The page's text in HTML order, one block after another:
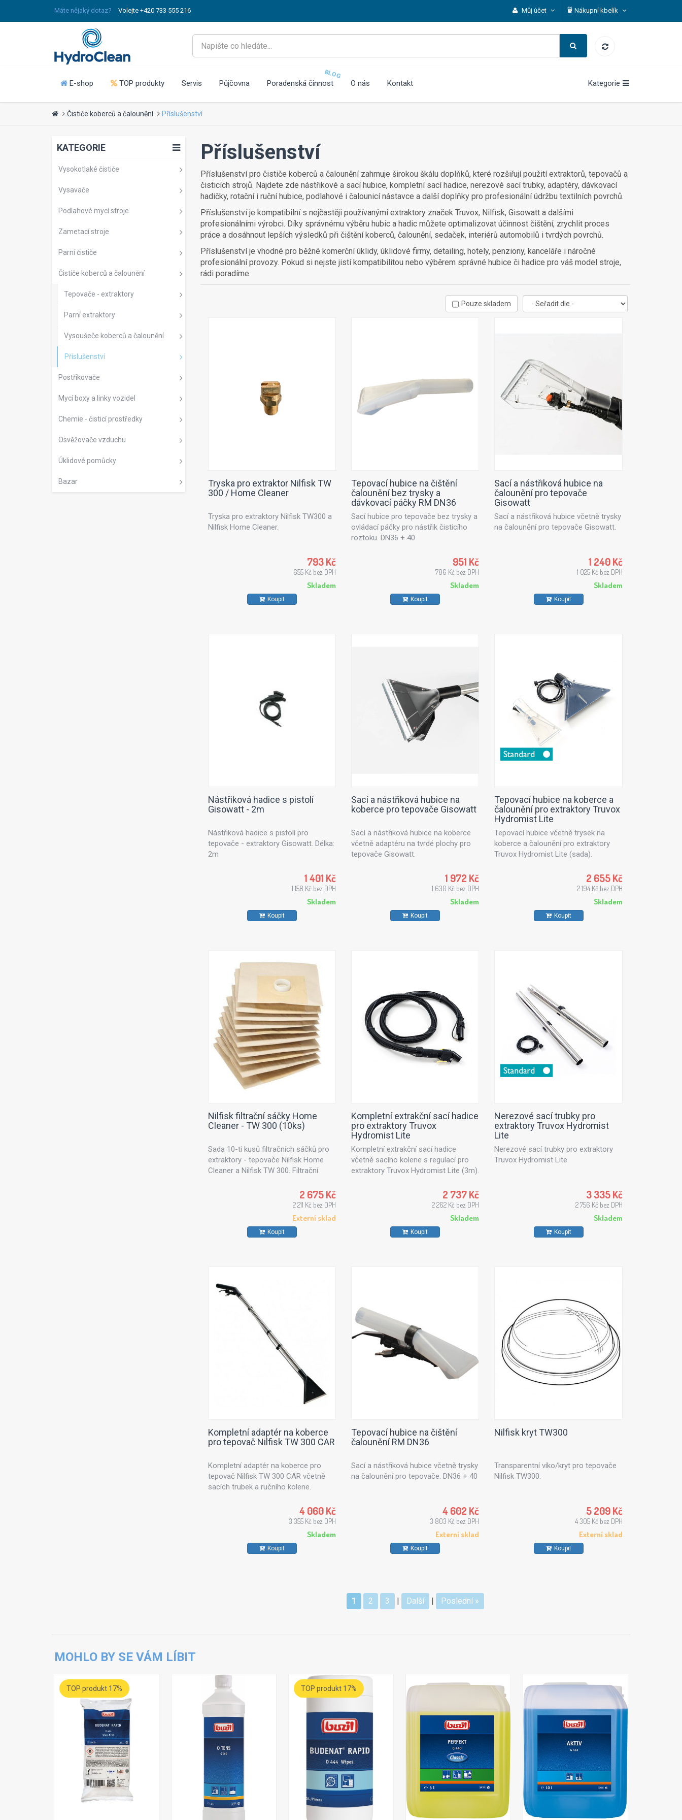
Máte nějaký dotaz? Volejte +420 733 555 216 Můj účet Nákupní kbelík
E-shop TOP produkty Servis Půjčovna Poradenská činnost
BLOG
O nás Kontakt Kategorie
Čističe koberců a čalounění Příslušenství
KATEGORIE
Vysokotlaké čističe
Vysavače
Podlahové mycí stroje
Zametací stroje
Parní čističe
Čističe koberců a čalounění
Tepovače - extraktory
Parní extraktory
Vysoušeče koberců a čalounění
Příslušenství
Postřikovače
Mycí boxy a linky vozidel
Chemie - čisticí prostředky
Osvěžovače vzduchu
Úklidové pomůcky
Bazar
Příslušenství
Příslušenství pro čističe koberců a čalounění zahrnuje širokou škálu doplňků, které rozšiřují použití extraktorů, tepovačů a
čisticích strojů. Najdete zde nástřikové a sací hubice, kompletní sací hadice, nerezové sací trubky, adaptéry, dávkovací
hadičky, rotační i ruční hubice, podlahové i čalounicí nástavce a další doplňky pro profesionální údržbu textilních povrchů.
Příslušenství je kompatibilní s nejčastěji používanými extraktory značek Truvox, Nilfisk, Gisowatt a dalšími
profesionálními výrobci. Díky správnému výběru hubic a hadic můžete optimalizovat účinnost čištění, zrychlit proces
práce a dosáhnout lepších výsledků při čištění koberců, čalounění, sedaček, interiérů automobilů i tvrdých povrchů.
Příslušenství je vhodné pro běžné komerční úklidy, úklidové firmy, detailing, hotely, penziony, kanceláře i náročné
profesionální provozy. Pokud si nejste jistí kompatibilitou nebo výběrem správné hubice či hadice pro váš model stroje,
rádi poradíme.
Pouze skladem
Tryska pro extraktor Nilfisk TW
300 / Home Cleaner
Tryska pro extraktory Nilfisk TW300 a
Nilfisk Home Cleaner.
793 Kč
655 Kč bez DPH
Skladem
Koupit
Tepovací hubice na čištění
čalounění bez trysky a
dávkovací páčky RM DN36
Sací hubice pro tepovače bez trysky a
ovládací páčky pro nástřik čisticího
roztoku. DN36 + 40
951 Kč
786 Kč bez DPH
Skladem
Koupit
Sací a nástřiková hubice na
čalounění pro tepovače
Gisowatt
Sací a nástřiková hubice včetně trysky
na čalounění pro tepovače Gisowatt.
1 240 Kč
1 025 Kč bez DPH
Skladem
Koupit
Nástřiková hadice s pistolí
Gisowatt - 2m
Nástřiková hadice s pistolí pro
tepovače - extraktory Gisowatt. Délka:
2m
1 401 Kč
1 158 Kč bez DPH
Skladem
Koupit
Sací a nástřiková hubice na
koberce pro tepovače Gisowatt
Sací a nástřiková hubice na koberce
včetně adaptéru na tvrdé plochy pro
tepovače Gisowatt.
1 972 Kč
1 630 Kč bez DPH
Skladem
Koupit
Tepovací hubice na koberce a
čalounění pro extraktory Truvox
Hydromist Lite
Tepovací hubice včetně trysek na
koberce a čalounění pro extraktory
Truvox Hydromist Lite (sada).
2 655 Kč
2 194 Kč bez DPH
Skladem
Koupit
Nilfisk filtrační sáčky Home
Cleaner - TW 300 (10ks)
Sada 10-ti kusů filtračních sáčků pro
extraktory - tepovače Nilfisk Home
Cleaner a Nilfisk TW 300. Filtrační
2 675 Kč
2 211 Kč bez DPH
Externí sklad
Koupit
Kompletní extrakční sací hadice
pro extraktory Truvox
Hydromist Lite
Kompletní extrakční sací hadice
včetně sacího kolene s regulací pro
extraktory Truvox Hydromist Lite (3m).
2 737 Kč
2 262 Kč bez DPH
Skladem
Koupit
Nerezové sací trubky pro
extraktory Truvox Hydromist
Lite
Nerezové sací trubky pro extraktory
Truvox Hydromist Lite.
3 335 Kč
2 756 Kč bez DPH
Skladem
Koupit
Kompletní adaptér na koberce
pro tepovač Nilfisk TW 300 CAR
Kompletní adaptér na koberce pro
tepovač Nilfisk TW 300 CAR včetně
sacích trubek a ručního kolene.
4 060 Kč
3 355 Kč bez DPH
Skladem
Koupit
Tepovací hubice na čištění
čalounění RM DN36
Sací a nástřiková hubice včetně trysky
na čalounění pro tepovače. DN36 + 40
4 602 Kč
3 803 Kč bez DPH
Externí sklad
Koupit
Nilfisk kryt TW300
Transparentní víko/kryt pro tepovače
Nilfisk TW300.
5 209 Kč
4 305 Kč bez DPH
Externí sklad
Koupit
1 2 3 | Další | Poslední »
MOHLO BY SE VÁM LÍBIT
TOP produkt 17% TOP produkt 17%